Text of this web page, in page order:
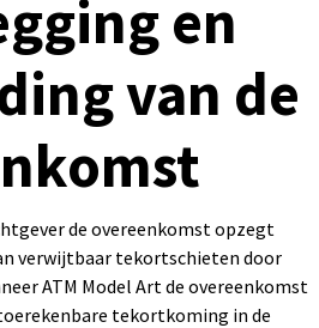
en
van de
de overeenkomst opzegt
verwijtbaar tekortschieten door
ATM Model Art de overeenkomst
tekortkoming in de